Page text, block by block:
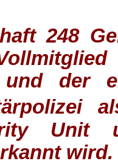
248
der
Unit
wird.